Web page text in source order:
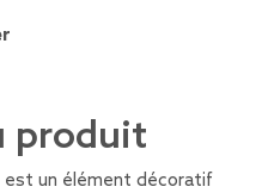
produit
est un élément décoratif